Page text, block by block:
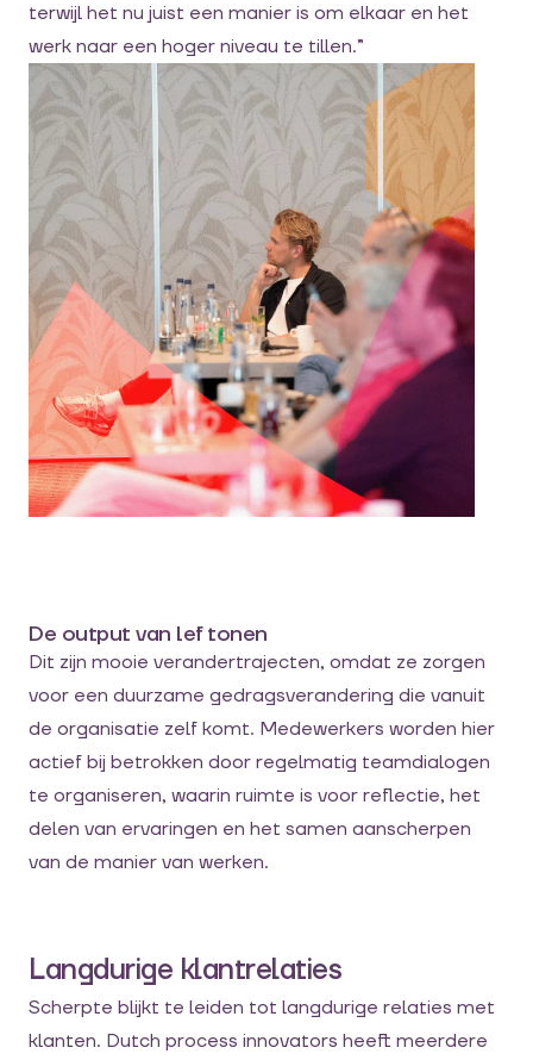
terwijl het nu juist een manier is om elkaar en het
werk naar een hoger niveau te tillen.”
De output van lef tonen
Dit zijn mooie verandertrajecten, omdat ze zorgen
voor een duurzame gedragsverandering die vanuit
de organisatie zelf komt. Medewerkers worden hier
actief bij betrokken door regelmatig teamdialogen
te organiseren, waarin ruimte is voor reflectie, het
delen van ervaringen en het samen aanscherpen
van de manier van werken.
Langdurige klantrelaties
Scherpte blijkt te leiden tot langdurige relaties met
klanten. Dutch process innovators heeft meerdere